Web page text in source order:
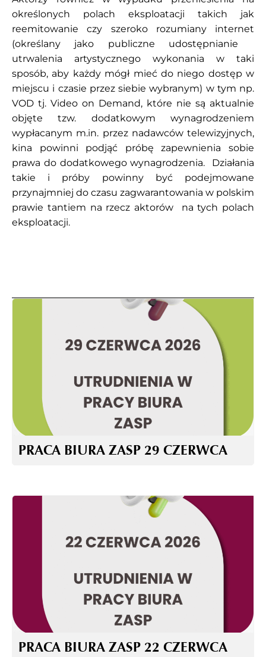
określonych polach eksploatacji takich jak
reemitowanie czy szeroko rozumiany internet
(określany jako publiczne udostępnianie
utrwalenia artystycznego wykonania w taki
sposób, aby każdy mógł mieć do niego dostęp w
miejscu i czasie przez siebie wybranym) w tym np.
VOD tj. Video on Demand, które nie są aktualnie
objęte tzw. dodatkowym wynagrodzeniem
wypłacanym m.in. przez nadawców telewizyjnych,
kina powinni podjąć próbę zapewnienia sobie
prawa do dodatkowego wynagrodzenia. Działania
takie i próby powinny być podejmowane
przynajmniej do czasu zagwarantowania w polskim
prawie tantiem na rzecz aktorów na tych polach
eksploatacji.
PRACA BIURA ZASP 29 CZERWCA
PRACA BIURA ZASP 22 CZERWCA